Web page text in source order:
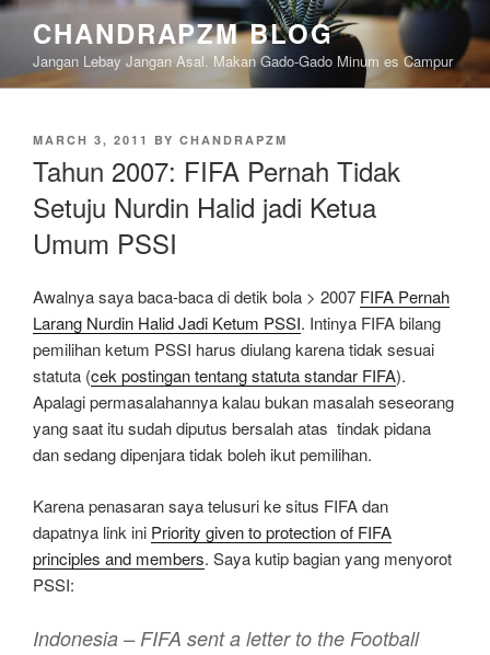
Skip
content
CHANDRAPZM BLOG
Jangan Lebay Jangan Asal. Makan Gado-Gado Minum es Campur
POSTED
MARCH 3, 2011 BY CHANDRAPZM
Tahun 2007: FIFA Pernah Tidak
Setuju Nurdin Halid jadi Ketua
Umum PSSI
Awalnya saya baca-baca di detik bola > 2007 FIFA Pernah
Larang Nurdin Halid Jadi Ketum PSSI. Intinya FIFA bilang
pemilihan ketum PSSI harus diulang karena tidak sesuai
statuta (cek postingan tentang statuta standar FIFA).
Apalagi permasalahannya kalau bukan masalah seseorang
yang saat itu sudah diputus bersalah atas tindak pidana
dan sedang dipenjara tidak boleh ikut pemilihan.
Karena penasaran saya telusuri ke situs FIFA dan
dapatnya link ini Priority given to protection of FIFA
principles and members. Saya kutip bagian yang menyorot
PSSI:
Indonesia – FIFA sent a letter to the Football